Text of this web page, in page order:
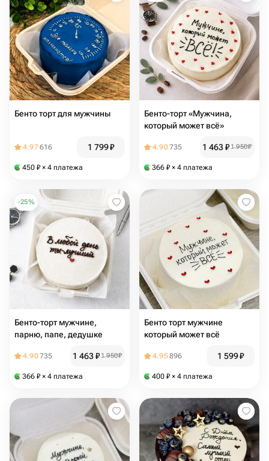
Бенто торт для мужчины
4.97616 1 799₽
450 ₽ × 4 платежа
Бенто-торт «Мужчина,
который может всё»
4.90735 1 463₽1 950₽
366 ₽ × 4 платежа
-25%
Бенто-торт мужчине,
парню, папе, дедушке
4.90735 1 463₽1 950₽
366 ₽ × 4 платежа
Бенто торт мужчине
который может всё
4.95896 1 599₽
400 ₽ × 4 платежа